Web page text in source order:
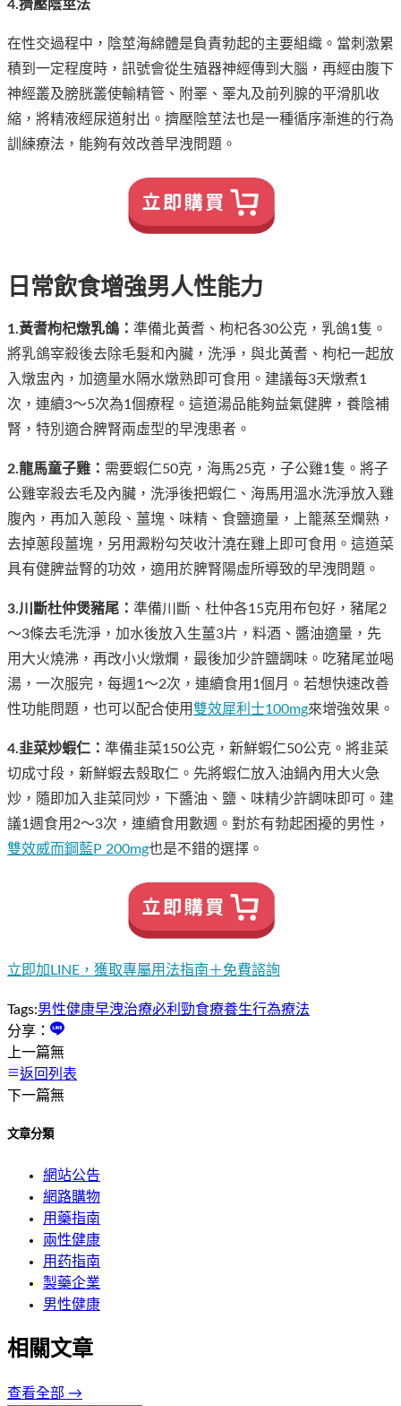
4.擠壓陰莖法
在性交過程中，陰莖海綿體是負責勃起的主要組織。當刺激累
積到一定程度時，訊號會從生殖器神經傳到大腦，再經由腹下
神經叢及膀胱叢使輸精管、附睪、睪丸及前列腺的平滑肌收
縮，將精液經尿道射出。擠壓陰莖法也是一種循序漸進的行為
訓練療法，能夠有效改善早洩問題。
日常飲食增強男人性能力
1.黃耆枸杞燉乳鴿： 準備北黃耆、枸杞各30公克，乳鴿1隻。
將乳鴿宰殺後去除毛髮和內臟，洗淨，與北黃耆、枸杞一起放
入燉盅內，加適量水隔水燉熟即可食用。建議每3天燉煮1
次，連續3～5次為1個療程。這道湯品能夠益氣健脾，養陰補
腎，特別適合脾腎兩虛型的早洩患者。
2.龍馬童子雞： 需要蝦仁50克，海馬25克，子公雞1隻。將子
公雞宰殺去毛及內臟，洗淨後把蝦仁、海馬用溫水洗淨放入雞
腹內，再加入蔥段、薑塊、味精、食鹽適量，上籠蒸至爛熟，
去掉蔥段薑塊，另用澱粉勾芡收汁澆在雞上即可食用。這道菜
具有健脾益腎的功效，適用於脾腎陽虛所導致的早洩問題。
3.川斷杜仲煲豬尾： 準備川斷、杜仲各15克用布包好，豬尾2
～3條去毛洗淨，加水後放入生薑3片，料酒、醬油適量，先
用大火燒沸，再改小火燉爛，最後加少許鹽調味。吃豬尾並喝
湯，一次服完，每週1～2次，連續食用1個月。若想快速改善
性功能問題，也可以配合使用雙效犀利士100mg來增強效果。
4.韭菜炒蝦仁： 準備韭菜150公克，新鮮蝦仁50公克。將韭菜
切成寸段，新鮮蝦去殼取仁。先將蝦仁放入油鍋內用大火急
炒，隨即加入韭菜同炒，下醬油、鹽、味精少許調味即可。建
議1週食用2～3次，連續食用數週。對於有勃起困擾的男性，
雙效威而鋼藍P 200mg也是不錯的選擇。
立即加LINE，獲取專屬用法指南＋免費諮詢
Tags:男性健康早洩治療必利勁食療養生行為療法
分享：
上一篇無
返回列表
下一篇無
文章分類
網站公告
網路購物
用藥指南
兩性健康
用药指南
製藥企業
男性健康
相關文章
查看全部 →